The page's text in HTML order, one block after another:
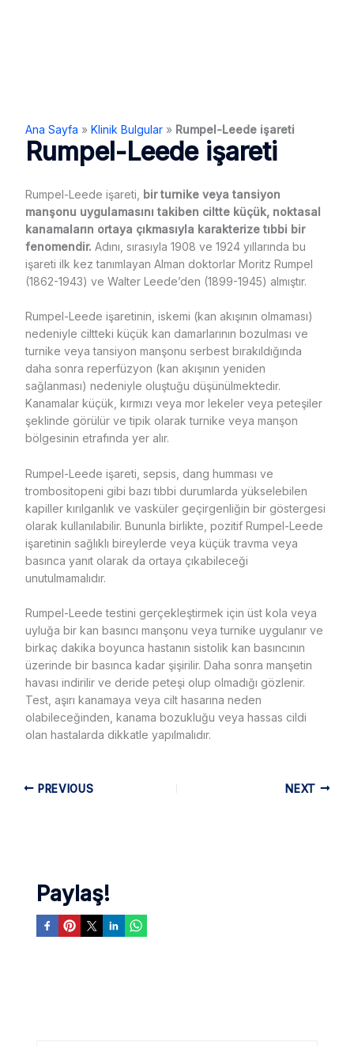
Ana Sayfa » Klinik Bulgular» Rumpel-Leede işareti
Rumpel-Leede işareti
Rumpel-Leede işareti, bir turnike veya tansiyon
manşonu uygulamasını takiben ciltte küçük, noktasal
kanamaların ortaya çıkmasıyla karakterize tıbbi bir
fenomendir. Adını, sırasıyla 1908 ve 1924 yıllarında bu
işareti ilk kez tanımlayan Alman doktorlar Moritz Rumpel
(1862-1943) ve Walter Leede’den (1899-1945) almıştır.
Rumpel-Leede işaretinin, iskemi (kan akışının olmaması)
nedeniyle ciltteki küçük kan damarlarının bozulması ve
turnike veya tansiyon manşonu serbest bırakıldığında
daha sonra reperfüzyon (kan akışının yeniden
sağlanması) nedeniyle oluştuğu düşünülmektedir.
Kanamalar küçük, kırmızı veya mor lekeler veya peteşiler
şeklinde görülür ve tipik olarak turnike veya manşon
bölgesinin etrafında yer alır.
Rumpel-Leede işareti, sepsis, dang humması ve
trombositopeni gibi bazı tıbbi durumlarda yükselebilen
kapiller kırılganlık ve vasküler geçirgenliğin bir göstergesi
olarak kullanılabilir. Bununla birlikte, pozitif Rumpel-Leede
işaretinin sağlıklı bireylerde veya küçük travma veya
basınca yanıt olarak da ortaya çıkabileceği
unutulmamalıdır.
Rumpel-Leede testini gerçekleştirmek için üst kola veya
uyluğa bir kan basıncı manşonu veya turnike uygulanır ve
birkaç dakika boyunca hastanın sistolik kan basıncının
üzerinde bir basınca kadar şişirilir. Daha sonra manşetin
havası indirilir ve deride peteşi olup olmadığı gözlenir.
Test, aşırı kanamaya veya cilt hasarına neden
olabileceğinden, kanama bozukluğu veya hassas cildi
olan hastalarda dikkatle yapılmalıdır.
PREVIOUS NEXT
Paylaş!